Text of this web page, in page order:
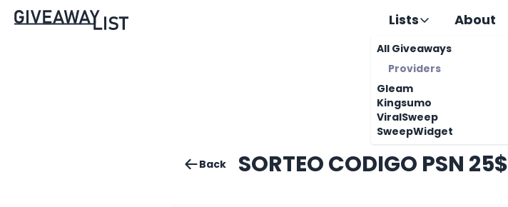
Lists
All Giveaways
Providers
Gleam
Kingsumo
ViralSweep
SweepWidget
About
Back SORTEO CODIGO PSN 25$